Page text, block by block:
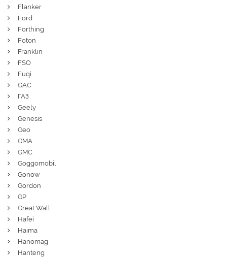
Flanker
Ford
Forthing
Foton
Franklin
FSO
Fuqi
GAC
ГАЗ
Geely
Genesis
Geo
GMA
GMC
Goggomobil
Gonow
Gordon
GP
Great Wall
Hafei
Haima
Hanomag
Hanteng